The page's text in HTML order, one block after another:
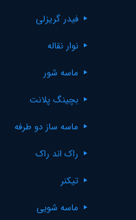
فیدر گریزلی
نوار نقاله
ماسه شور
بچینگ پلانت
ماسه ساز دو طرفه
راک اند راک
تیکنر
ماسه شویی